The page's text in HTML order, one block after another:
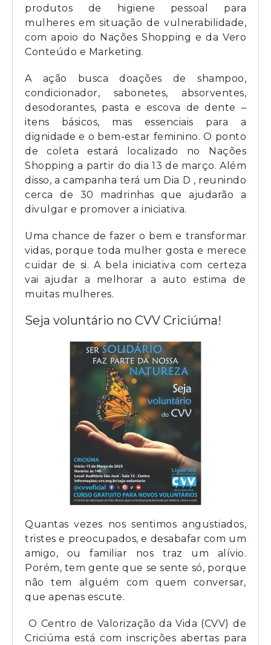
produtos de higiene pessoal para
mulheres em situação de vulnerabilidade,
com apoio do Nações Shopping e da Vero
Conteúdo e Marketing.
A ação busca doações de shampoo,
condicionador, sabonetes, absorventes,
desodorantes, pasta e escova de dente –
itens básicos, mas essenciais para a
dignidade e o bem-estar feminino. O ponto
de coleta estará localizado no Nações
Shopping a partir do dia 13 de março. Além
disso, a campanha terá um Dia D , reunindo
cerca de 30 madrinhas que ajudarão a
divulgar e promover a iniciativa.
Uma chance de fazer o bem e transformar
vidas, porque toda mulher gosta e merece
cuidar de si. A bela iniciativa com certeza
vai ajudar a melhorar a auto estima de
muitas mulheres.
Seja voluntário no CVV Criciúma!
Quantas vezes nos sentimos angustiados,
tristes e preocupados, e desabafar com um
amigo, ou familiar nos traz um alívio.
Porém, tem gente que se sente só, porque
não tem alguém com quem conversar,
que apenas escute.
O Centro de Valorização da Vida (CVV) de
Criciúma está com inscrições abertas para